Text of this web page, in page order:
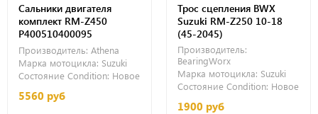
Сальники двигателя
комплект RM-Z450
P400510400095
Производитель: Athena
Марка мотоцикла: Suzuki
Состояние Condition: Новое
5560 руб
Трос сцепления BWX
Suzuki RM-Z250 10-18
(45-2045)
Производитель:
BearingWorx
Марка мотоцикла: Suzuki
Состояние Condition: Новое
1900 руб